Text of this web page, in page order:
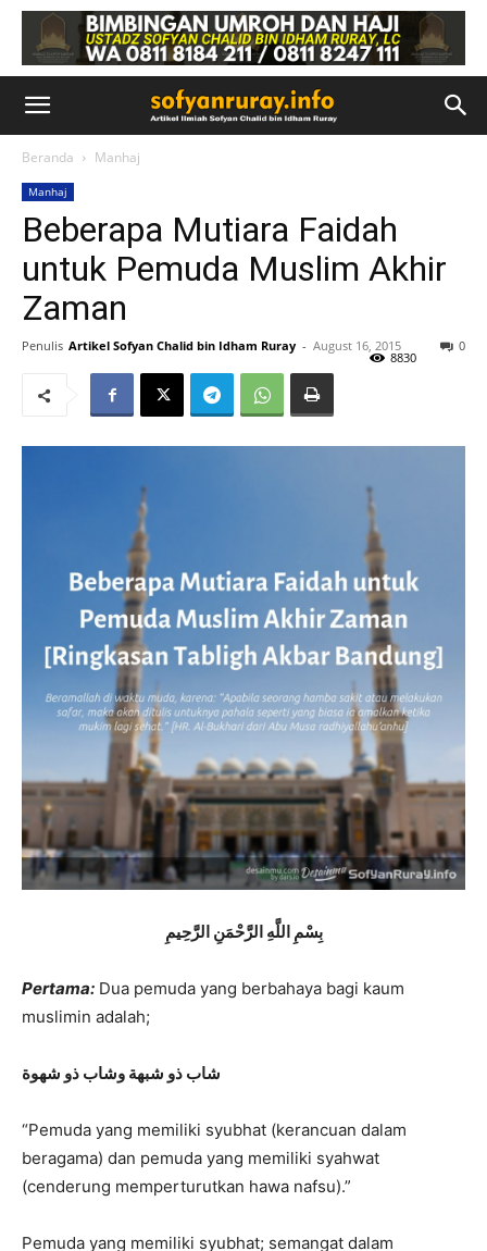
Beranda Manhaj
Manhaj
Beberapa Mutiara Faidah
untuk Pemuda Muslim Akhir
Zaman
Penulis Artikel Sofyan Chalid bin Idham Ruray - August 16, 2015 0
8830
بِسْمِ اللَّهِ الرَّحْمَنِ الرَّحِيمِ
Pertama: Dua pemuda yang berbahaya bagi kaum
muslimin adalah;
شاب ذو شبهة وشاب ذو شهوة
“Pemuda yang memiliki syubhat (kerancuan dalam
beragama) dan pemuda yang memiliki syahwat
(cenderung memperturutkan hawa nafsu).”
Pemuda yang memiliki syubhat; semangat dalam